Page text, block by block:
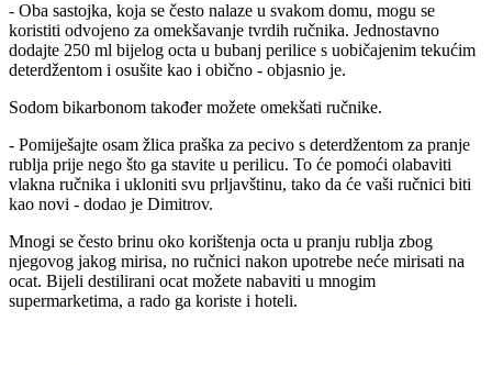
- Oba sastojka, koja se često nalaze u svakom domu, mogu se
koristiti odvojeno za omekšavanje tvrdih ručnika. Jednostavno
dodajte 250 ml bijelog octa u bubanj perilice s uobičajenim tekućim
deterdžentom i osušite kao i obično - objasnio je.
Sodom bikarbonom također možete omekšati ručnike.
- Pomiješajte osam žlica praška za pecivo s deterdžentom za pranje
rublja prije nego što ga stavite u perilicu. To će pomoći olabaviti
vlakna ručnika i ukloniti svu prljavštinu, tako da će vaši ručnici biti
kao novi - dodao je Dimitrov.
Mnogi se često brinu oko korištenja octa u pranju rublja zbog
njegovog jakog mirisa, no ručnici nakon upotrebe neće mirisati na
ocat. Bijeli destilirani ocat možete nabaviti u mnogim
supermarketima, a rado ga koriste i hoteli.